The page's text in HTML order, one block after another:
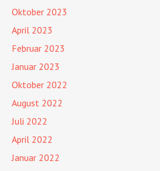
Oktober 2023
April 2023
Februar 2023
Januar 2023
Oktober 2022
August 2022
Juli 2022
April 2022
Januar 2022